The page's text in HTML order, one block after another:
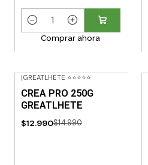
i
d
d
Comprar ahora
|GREATLHETE ⭐⭐⭐⭐⭐
CREA PRO 250G
GREATLHETE
$12.990$14.990